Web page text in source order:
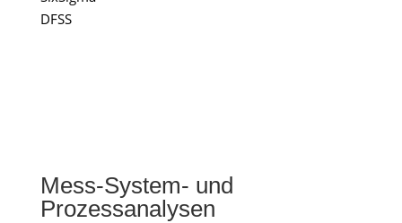
DFSS
Mess-System- und
Prozessanalysen